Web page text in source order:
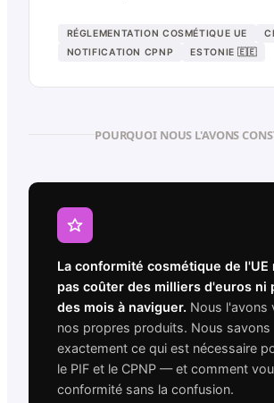
RÉGLEMENTATION COSMÉTIQUE UE
NOTIFICATION CPNP
ESTONIE 🇪🇪
POURQUOI NOUS L'AVONS
La conformité cosmétique de l'UE
pas coûter des milliers d'euros ni
des mois à naviguer. Nous l'avons
nos propres produits. Nous savons
exactement ce qui est nécessaire
le PIF et le CPNP — et comment
conformité sans la confusion.